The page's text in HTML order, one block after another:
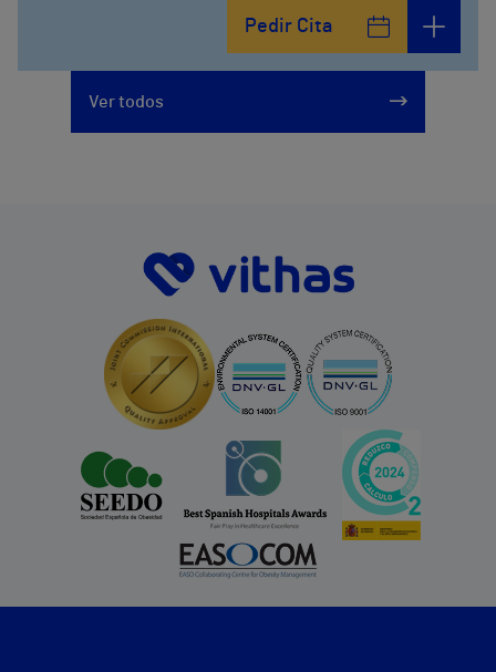
Pedir Cita
Ver todos